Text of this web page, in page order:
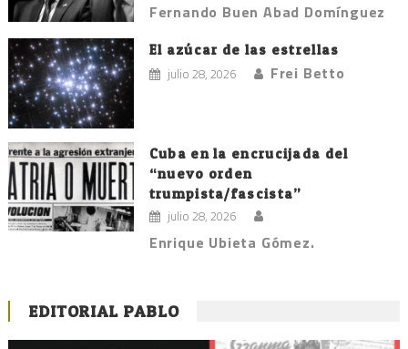
Fernando Buen Abad Domínguez
El azúcar de las estrellas
julio 28, 2026 Frei Betto
Cuba en la encrucijada del
“nuevo orden
trumpista/fascista”
julio 28, 2026
Enrique Ubieta Gómez.
EDITORIAL PABLO